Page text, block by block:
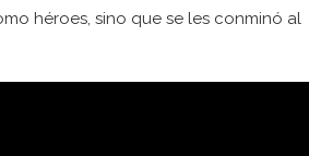
héroes, sino que se les conminó al